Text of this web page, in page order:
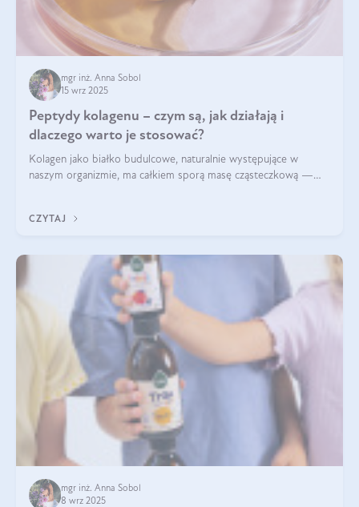
mgr inż. Anna Sobol
15 wrz 2025
Peptydy kolagenu – czym są, jak działają i
dlaczego warto je stosować?
Kolagen jako białko budulcowe, naturalnie występujące w
naszym organizmie, ma całkiem sporą masę cząsteczkową —
bardziej biodostępny
CZYTAJ
mgr inż. Anna Sobol
8 wrz 2025